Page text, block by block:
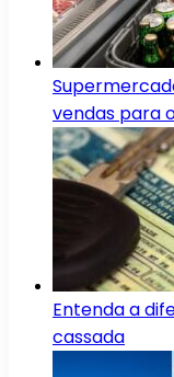
vendas para
Entenda a
cassada